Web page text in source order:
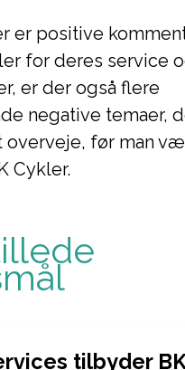
er positive
for deres service
er der også flere
negative temaer,
før man
Cykler.
tilbyder